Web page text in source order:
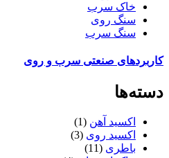
خاک سرب
سنگ روی
سنگ سرب
کاربردهای صنعتی سرب و روی
دسته‌ها
اکسید آهن (1)
اکسید روی (3)
باطری (11)